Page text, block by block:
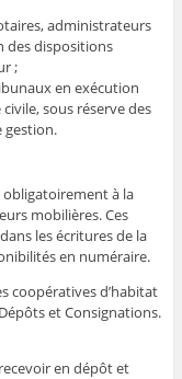
administrateurs
des dispositions
;
en exécution
sous réserve des
gestion.
obligatoirement à la
mobilières. Ces
les écritures de la
en numéraire.
coopératives d’habitat
et Consignations.
en dépôt et